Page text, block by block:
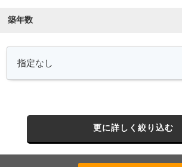
築年数
更に詳しく絞り込む